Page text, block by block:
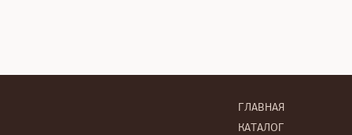
ГЛАВНАЯ
КАТАЛОГ